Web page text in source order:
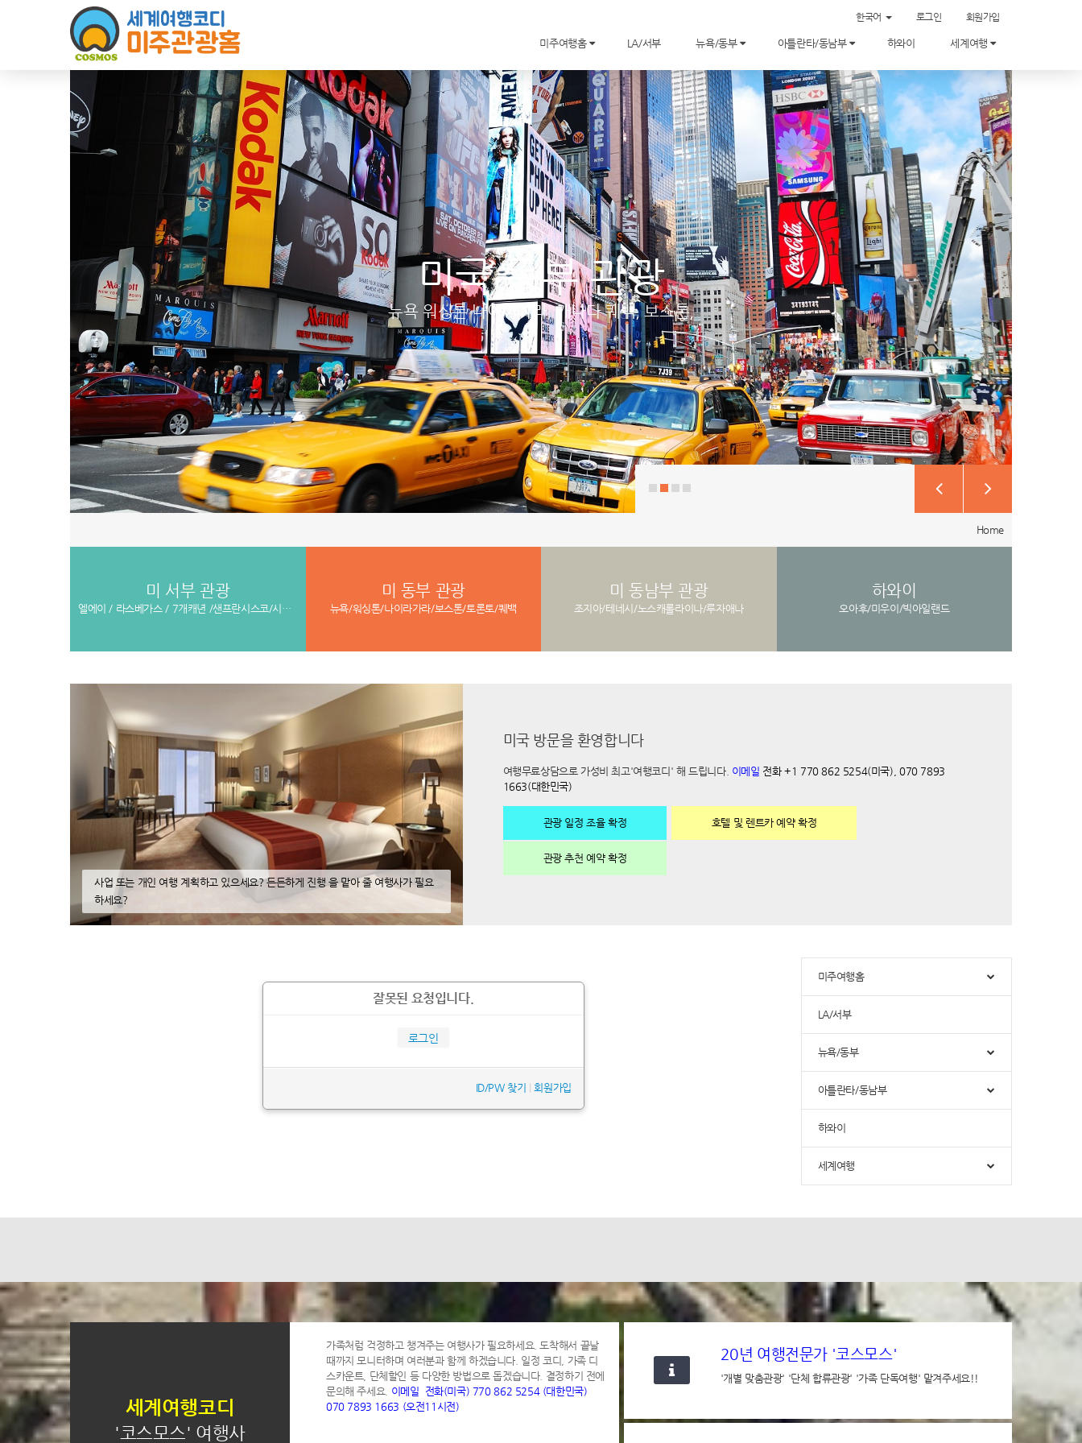
한국어 로그인 회원가입
미주여행홈 LA/서부 뉴욕/동부 아틀란타/동남부 하와이 세계여행
미국 동부 관광
뉴욕 워싱톤 나이아가라, 캐나다 퀘백, 보스톤,
Home
미 서부 관광
엘에이 / 라스베가스 / 7개캐년 /샌프란시스코/시애틀/록키관광
미 동부 관광
뉴욕/워싱톤/나이라가라/보스톤/토론토/퀘백
미 동남부 관광
조지아/테네시/노스캐롤라이나/루자애나
하와이
오아후/미우이/빅아일랜드
사업 또는 개인 여행 계획하고 있으세요? 든든하게 진행 을 맡아 줄 여행사가 필요
하세요?
미국 방문을 환영합니다
여행무료상담으로 가성비 최고'여행코디' 해 드립니다. 이메일 전화 +1 770 862 5254(미국), 070 7893
1663(대한민국)
관광 일정 조율 확정 호텔 및 렌트카 예약 확정
관광 추천 예약 확정
미주여행홈
LA/서부
뉴욕/동부
아틀란타/동남부
하와이
세계여행
잘못된 요청입니다.
로그인
ID/PW 찾기 |회원가입
세계여행코디
'코스모스' 여행사
가족처럼 걱정하고 챙겨주는 여행사가 필요하세요. 도착해서 끝날
때까지 모니터하며 여러분과 함께 하겠습니다. 일정 코디, 가족 디
스카운트, 단체할인 등 다양한 방법으로 돕겠습니다. 결정하기 전에
문의해 주세요. 이메일 전화(미국) 770 862 5254 (대한민국)
070 7893 1663 (오전11시전)
20년 여행전문가 '코스모스'
'개별 맞춤관광' '단체 합류관광' '가족 단독여행' 맡겨주세요!!